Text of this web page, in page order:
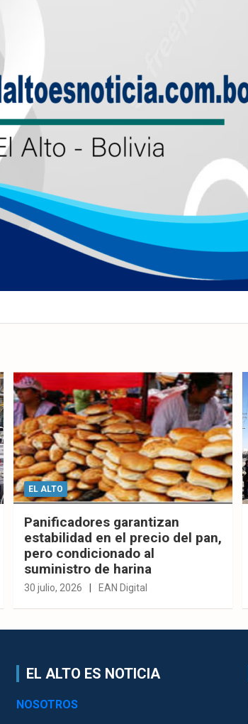
EL ALTO
Panificadores garantizan
estabilidad en el precio del pan,
pero condicionado al
suministro de harina
30 julio, 2026 EAN Digital
EL ALTO ES NOTICIA
NOSOTROS